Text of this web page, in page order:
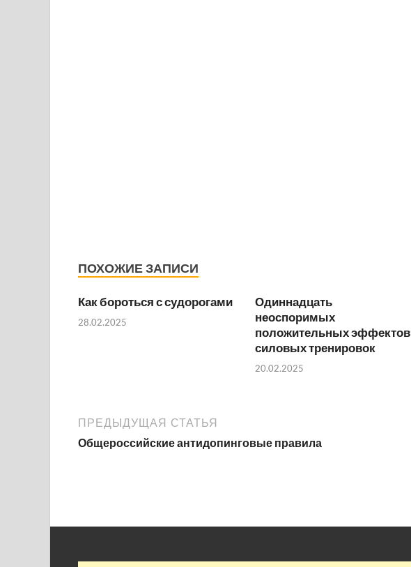
ПОХОЖИЕ ЗАПИСИ
Как бороться с судорогами
28.02.2025
Одиннадцать
неоспоримых
положительных эффектов
силовых тренировок
20.02.2025
ПРЕДЫДУЩАЯ СТАТЬЯ
Общероссийские антидопинговые правила